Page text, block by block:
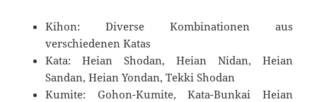
Kihon: Diverse Kombinationen aus
verschiedenen Katas
Kata: Heian Shodan, Heian Nidan, Heian
Sandan, Heian Yondan, Tekki Shodan
Kumite: Gohon-Kumite, Kata-Bunkai Heian